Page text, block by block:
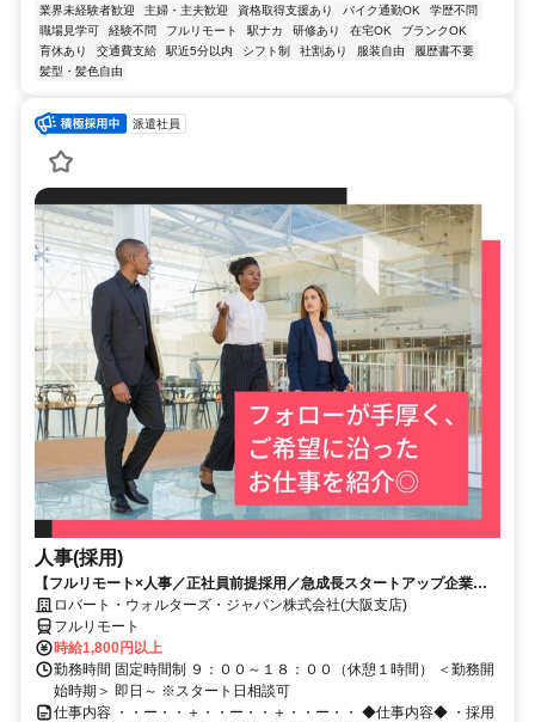
業界未経験者歓迎 主婦・主夫歓迎 資格取得支援あり バイク通勤OK
学歴不問
職場見学可
経験不問 フルリモート 駅ナカ 研修あり 在宅OK
ブランクOK
育休あり
交通費支給 駅近5分以内 シフト制 社割あり 服装自由
履歴書不要
髪型・髪色自由
派遣社員
人事(採用)
【フルリモート×人事／正社員前提採用／急成長スタートアップ企業／
英語】Robert Walters
ロバート・ウォルターズ・ジャパン株式会社(大阪支店)
フルリモート
時給1,800円以上
勤務時間 固定時間制 ９：００～１８：００（休憩１時間） ＜勤務開
始時期＞ 即日～ ※スタート日相談可
仕事内容 ・・ー・・＋・・ー・・＋・・ー・・ ◆仕事内容◆ ・採用